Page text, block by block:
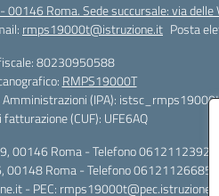
Roma. Sede succursale: via
rmps19000t@istruzione.it Posta
80230950588
RMPS19000T
Amministrazioni (IPA): istsc_rmps19000t
fatturazione (CUF): UFE6AQ
00146 Roma - Telefono 06121123925
00148 Roma - Telefono 06121126685/
- PEC: rmps19000t@pec.istruzione.it